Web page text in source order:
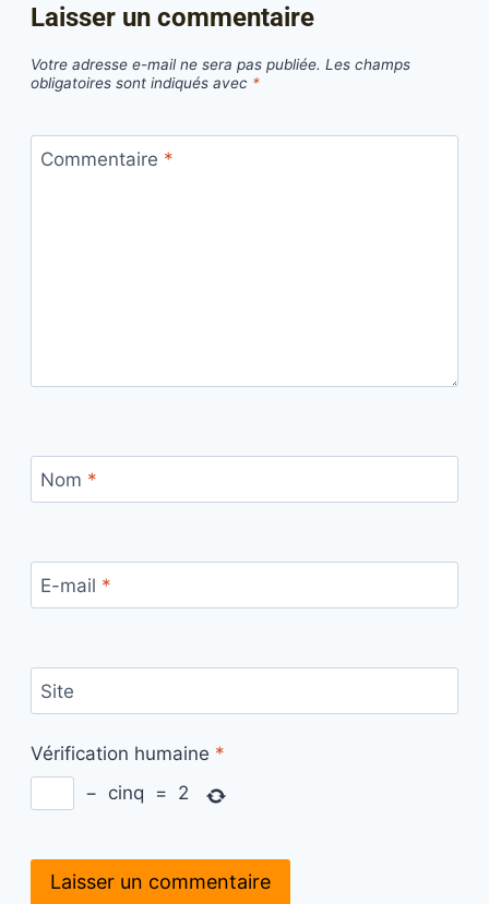
Laisser un commentaire
Votre adresse e-mail ne sera pas publiée. Les champs
obligatoires sont indiqués avec *
Commentaire *
Nom *
E-mail *
Site
Vérification humaine *
− cinq = 2